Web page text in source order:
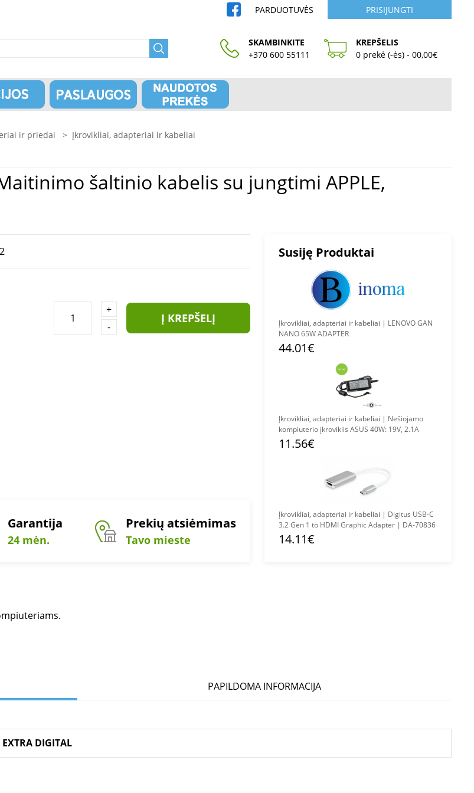
PARDUOTUVĖS PRISIJUNGTI
SKAMBINKITE
+370 600 55111
KREPŠELIS
0 prekė (-ės) - 00,00€
ir priedai > Įkrovikliai, adapteriai ir kabeliai
+
-
Į KREPŠELĮ
Garantija
24 mėn.
Prekių atsiėmimas
Tavo mieste
Susiję Produktai
Įkrovikliai, adapteriai ir kabeliai | LENOVO GAN
NANO 65W ADAPTER
44.01€
Įkrovikliai, adapteriai ir kabeliai | Nešiojamo
kompiuterio įkroviklis ASUS 40W: 19V, 2.1A
11.56€
Įkrovikliai, adapteriai ir kabeliai | Digitus USB-C
3.2 Gen 1 to HDMI Graphic Adapter | DA-70836
14.11€
PAPILDOMA INFORMACIJA
EXTRA DIGITAL